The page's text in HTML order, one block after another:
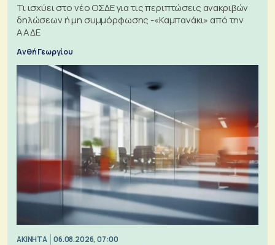
Τι ισχύει στο νέο ΟΣΔΕ για τις περιπτώσεις ανακριβών
δηλώσεων ή μη συμμόρφωσης -«Καμπανάκι» από την
ΑΑΔΕ
Ανθή Γεωργίου
ΑΚΙΝΗΤΑ 06.08.2026, 07:00